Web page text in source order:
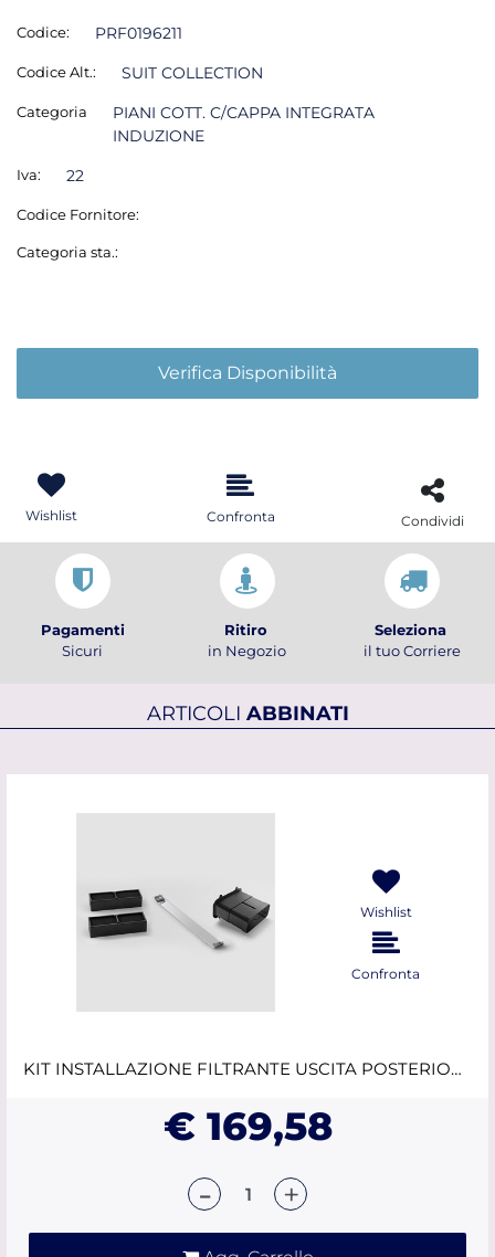
Codice: PRF0196211
Codice Alt.: SUIT COLLECTION
Categoria
PIANI COTT. C/CAPPA INTEGRATA
INDUZIONE
Iva: 22
Codice Fornitore:
Categoria sta.:
Verifica Disponibilità
Wishlist Confronta Condividi
Pagamenti
Sicuri
Ritiro
in Negozio
Seleziona
il tuo Corriere
ARTICOLI ABBINATI
Wishlist
Confronta
KIT INSTALLAZIONE FILTRANTE USCITA POSTERIORE ELICA
€ 169,58